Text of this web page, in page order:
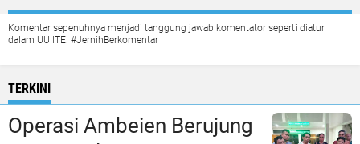
Komentar sepenuhnya menjadi tanggung jawab komentator seperti diatur
dalam UU ITE. #JernihBerkomentar
TERKINI
Operasi Ambeien Berujung